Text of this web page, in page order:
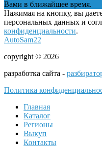
Вами в ближайшее время.
Нажимая на кнопку, вы
персональных данных и
конфиденциальности.
AutoSam22
copyright © 2026
разработка сайта -
Политика
Главная
Каталог
Регионы
Выкуп
Контакты